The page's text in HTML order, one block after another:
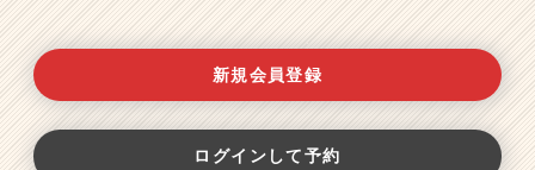
新規会員登録
ログインして予約